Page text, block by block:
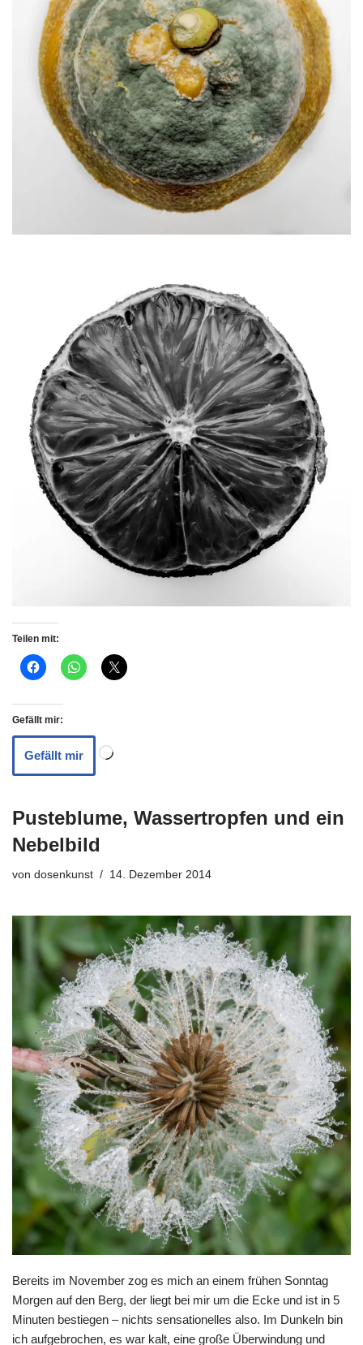
Teilen mit:
Gefällt mir:
Gefällt mir
Pusteblume, Wassertropfen und ein
Nebelbild
von dosenkunst 14. Dezember 2014
Bereits im November zog es mich an einem frühen Sonntag
Morgen auf den Berg, der liegt bei mir um die Ecke und ist in 5
Minuten bestiegen – nichts sensationelles also. Im Dunkeln bin
ich aufgebrochen, es war kalt, eine große Überwindung und